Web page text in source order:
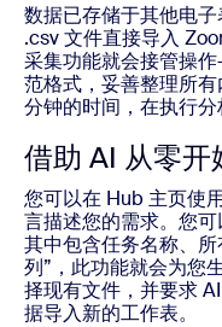
数据已存储于其他电
.csv 文件直接导入
采集功能就会接管操
范格式，妥善整理所
分钟的时间，在执行分
借助 AI 从零开
您可以在 Hub 主页使
言描述您的需求。您可
其中包含任务名称、
列”，此功能就会为您
择现有文件，并要求
据导入新的工作表。